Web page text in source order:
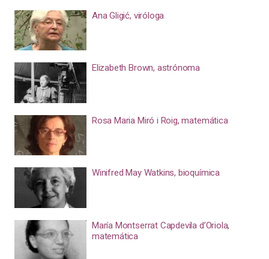
Ana Gligić, viróloga
Elizabeth Brown, astrónoma
Rosa Maria Miró i Roig, matemática
Winifred May Watkins, bioquímica
María Montserrat Capdevila d’Oriola,
matemática